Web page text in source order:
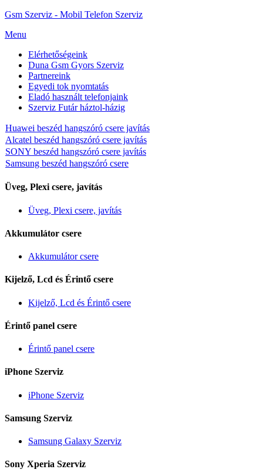
Gsm Szerviz - Mobil Telefon Szerviz
Menu
Elérhetőségeink
Duna Gsm Gyors Szerviz
Partnereink
Egyedi tok nyomtatás
Eladó használt telefonjaink
Szerviz Futár háztol-házig
Huawei beszéd hangszóró csere javítás
Alcatel beszéd hangszóró csere javítás
SONY beszéd hangszóró csere javítás
Samsung beszéd hangszóró csere
Üveg, Plexi csere, javítás
Üveg, Plexi csere, javítás
Akkumulátor csere
Akkumulátor csere
Kijelző, Lcd és Érintő csere
Kijelző, Lcd és Érintő csere
Érintő panel csere
Érintő panel csere
iPhone Szerviz
iPhone Szerviz
Samsung Szerviz
Samsung Galaxy Szerviz
Sony Xperia Szerviz